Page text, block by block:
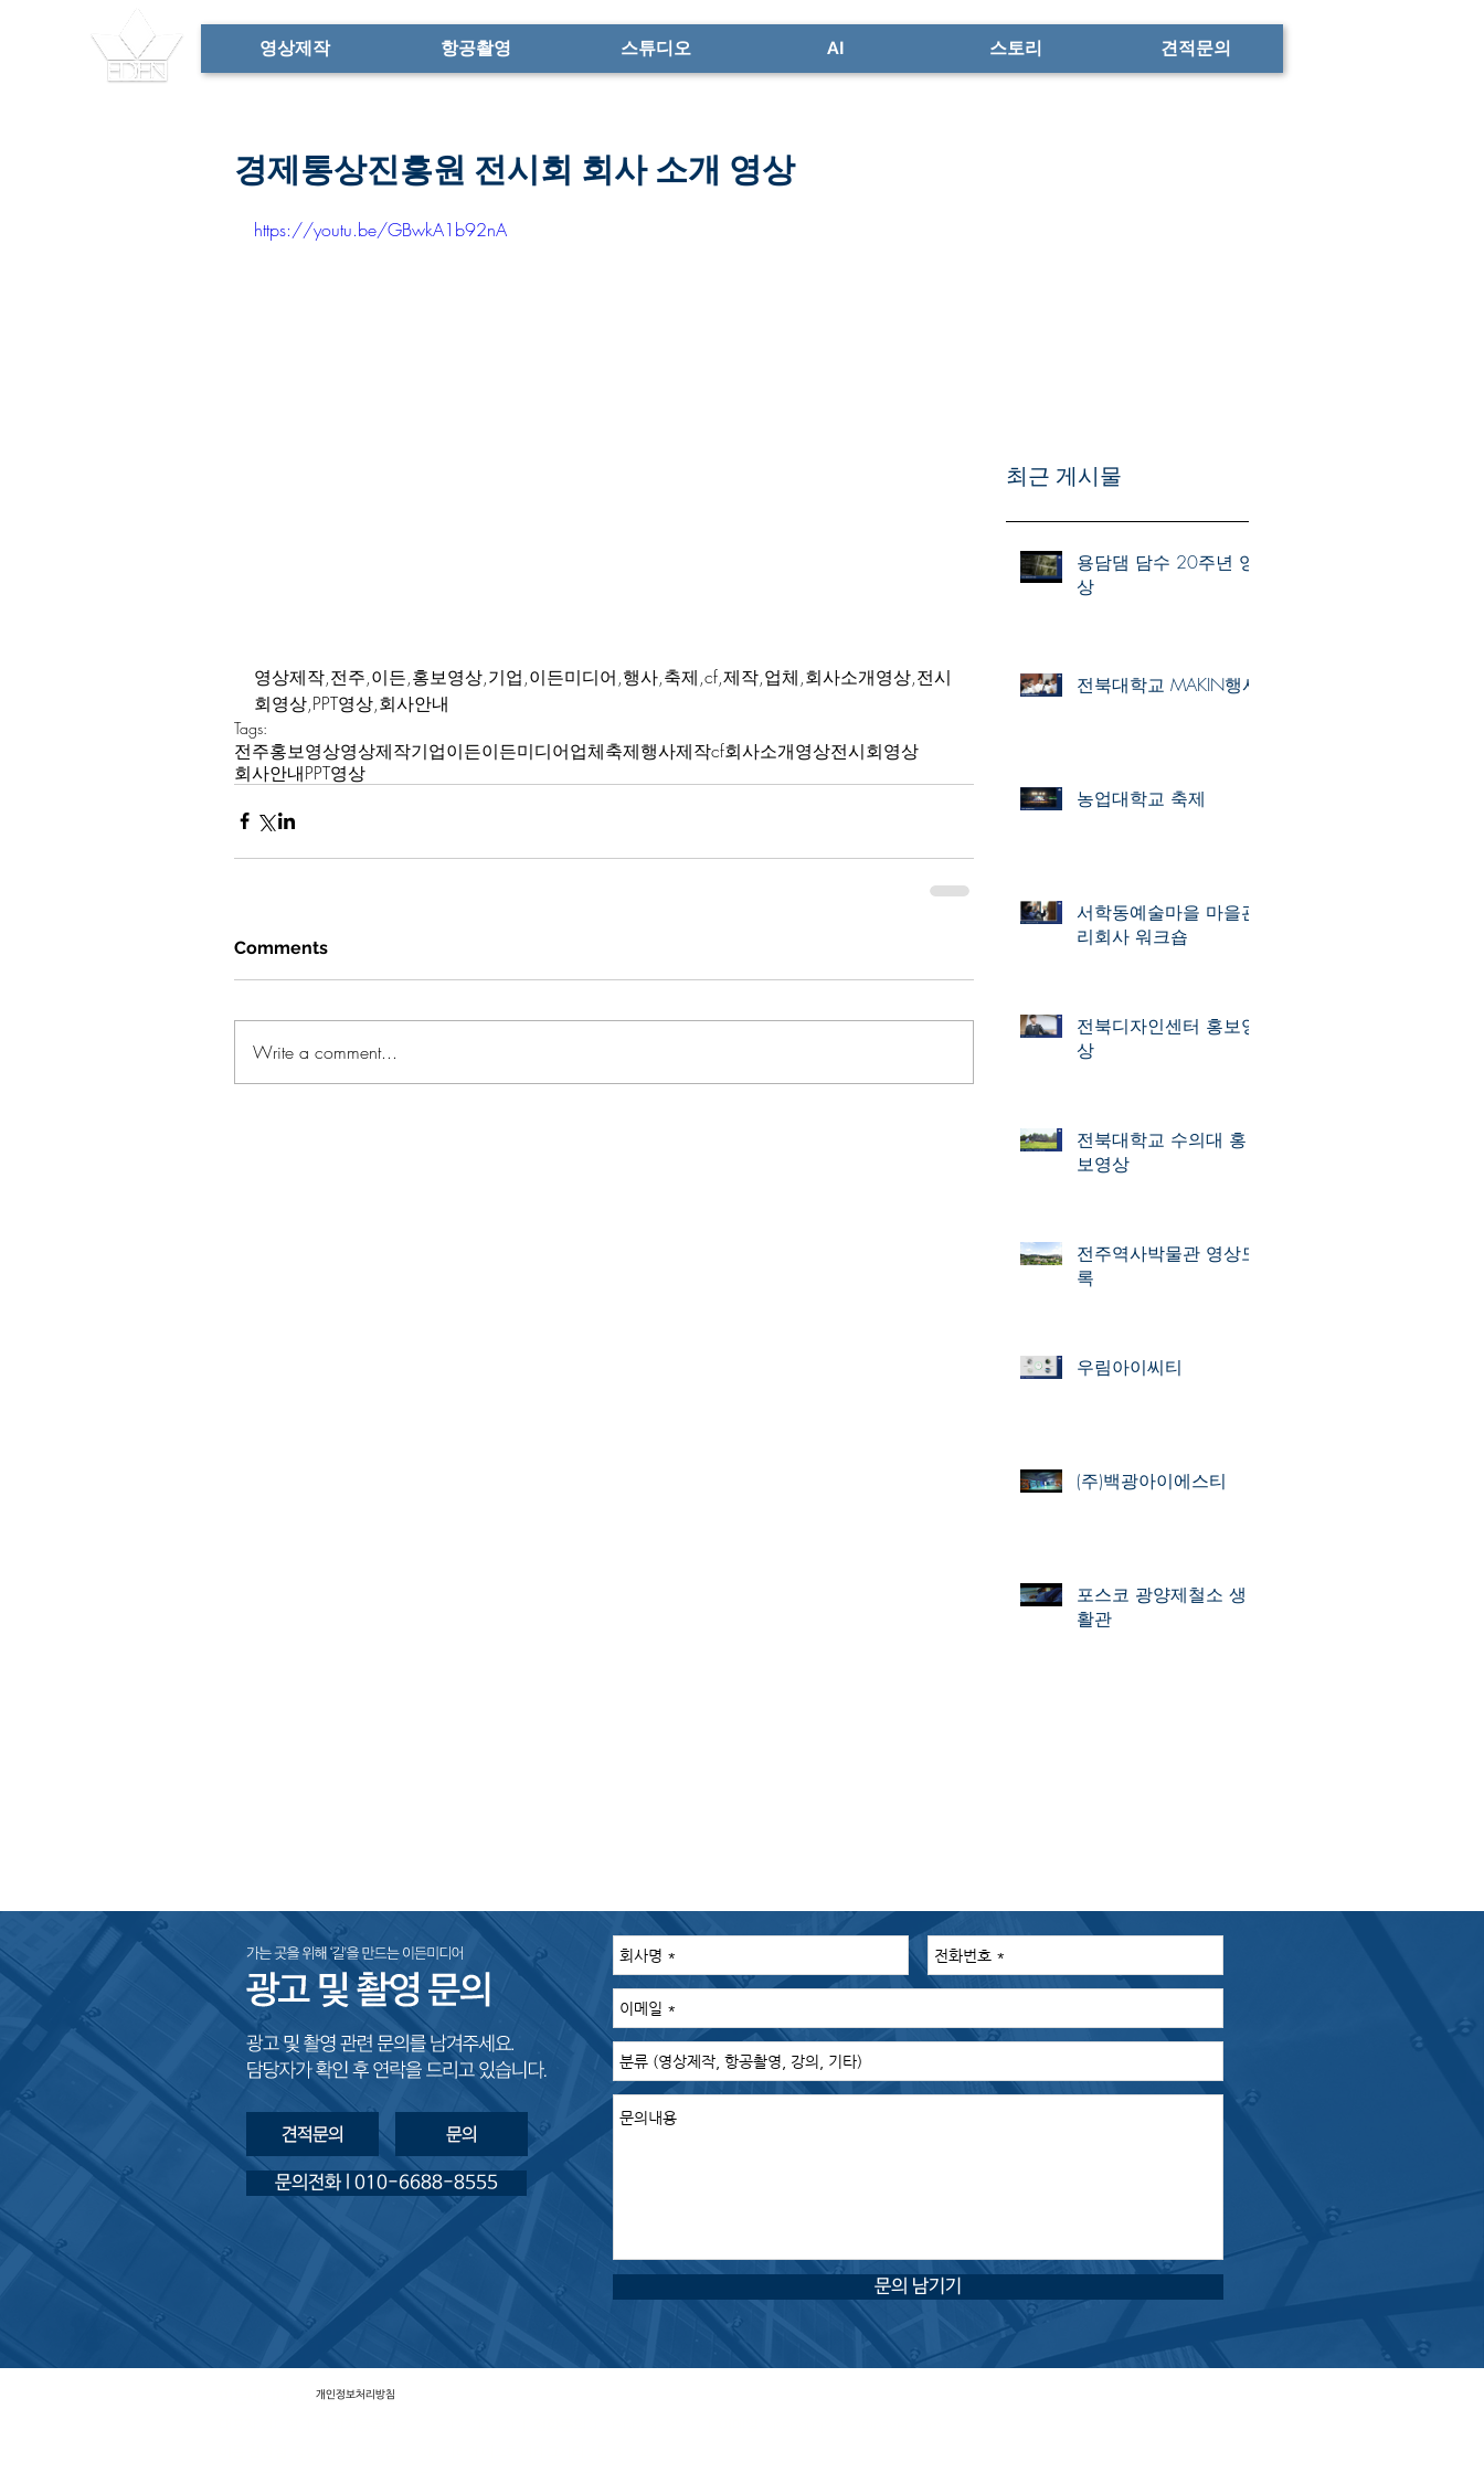
영상제작 항공촬영 스튜디오 AI 스토리 견적문의
경제통상진흥원 전시회 회사 소개 영상
https://youtu.be/GBwkA1b92nA
영상제작,전주,이든,홍보영상,기업,이든미디어,행사,축제,cf,제작,업체,회사소개영상,전시
회영상,PPT영상,회사안내
Tags:
전주홍보영상영상제작기업이든이든미디어업체축제행사제작cf회사소개영상전시회영상
회사안내PPT영상
Comments
Write a comment...
최근 게시물
용담댐 담수 20주년 영
상
전북대학교 MAKIN행사
농업대학교 축제
서학동예술마을 마을관
리회사 워크숍
전북디자인센터 홍보영
상
전북대학교 수의대 홍
보영상
전주역사박물관 영상도
록
우림아이씨티
(주)백광아이에스티
포스코 광양제철소 생
활관
문의전화 l 010-6688-8555
문의 남기기
개인정보처리방침